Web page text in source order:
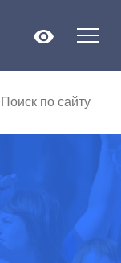
Версия